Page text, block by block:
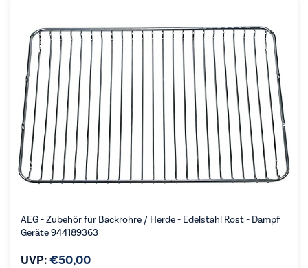
AEG - Zubehör für Backrohre / Herde - Edelstahl Rost - Dampf
Geräte 944189363
UVP:€50,00